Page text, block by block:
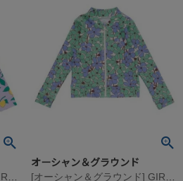
オーシャン＆グラウンド